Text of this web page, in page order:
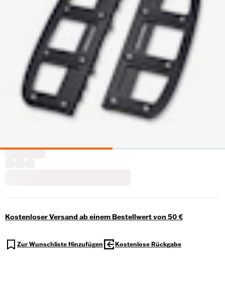
Kostenloser Versand ab einem Bestellwert von 50 €
Zur Wunschliste Hinzufügen Kostenlose Rückgabe